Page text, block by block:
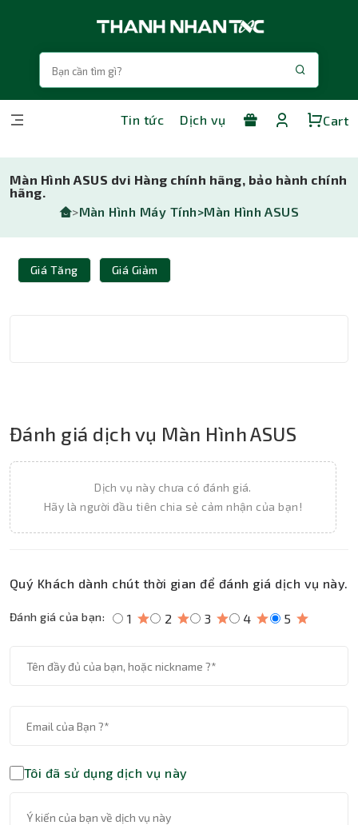
Tin tức Dịch vụ Cart
Màn Hình ASUS dvi Hàng chính hãng, bảo hành chính
hãng.
>Màn Hình Máy Tính>Màn Hình ASUS
Giá Tăng Giá Giảm
Đánh giá dịch vụ Màn Hình ASUS
Dịch vụ này chưa có đánh giá.
Hãy là người đầu tiên chia sẻ cảm nhận của bạn!
Quý Khách dành chút thời gian để đánh giá dịch vụ này.
Đánh giá của bạn: 1 2 3 4 5
Tôi đã sử dụng dịch vụ này